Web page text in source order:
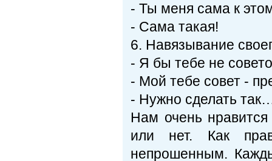
- Ты меня сама к
- Сама такая!
6. Навязывание
- Я бы тебе не
- Мой тебе совет -
- Нужно сделать
Нам очень
или нет. Как
непрошенным.